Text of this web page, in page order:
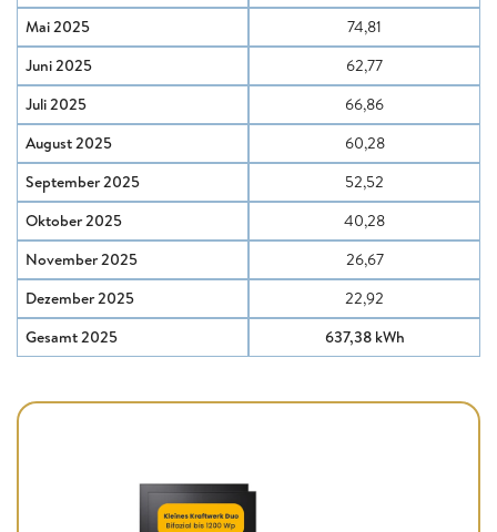
Mai 2025
74,81
Juni 2025
62,77
Juli 2025
66,86
August 2025
60,28
September 2025
52,52
Oktober 2025
40,28
November 2025
26,67
Dezember 2025
22,92
Gesamt 2025
637,38 kWh